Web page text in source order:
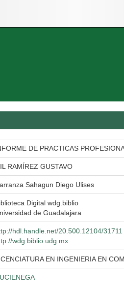
DE PRACTICAS
RAMÍREZ GUSTAVO
Sahagun Diego Ulises
Digital wdg.biblio
de Guadalajara
hdl.handle.net/20.500.12104/31711
wdg.biblio.udg.mx
EN INGENIERIA EN